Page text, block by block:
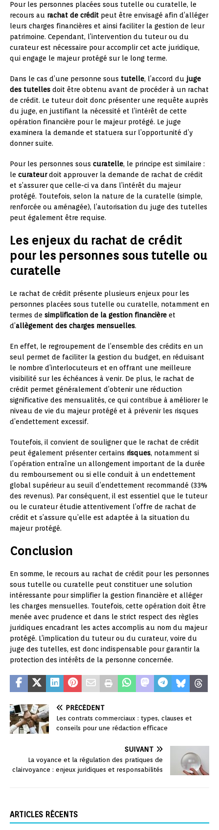
Pour les personnes placées sous tutelle ou curatelle, le
recours au rachat de crédit peut être envisagé afin d’alléger
leurs charges financières et ainsi faciliter la gestion de leur
patrimoine. Cependant, l’intervention du tuteur ou du
curateur est nécessaire pour accomplir cet acte juridique,
qui engage le majeur protégé sur le long terme.
Dans le cas d’une personne sous tutelle, l’accord du juge
des tutelles doit être obtenu avant de procéder à un rachat
de crédit. Le tuteur doit donc présenter une requête auprès
du juge, en justifiant la nécessité et l’intérêt de cette
opération financière pour le majeur protégé. Le juge
examinera la demande et statuera sur l’opportunité d’y
donner suite.
Pour les personnes sous curatelle, le principe est similaire :
le curateurdoit approuver la demande de rachat de crédit
et s’assurer que celle-ci va dans l’intérêt du majeur
protégé. Toutefois, selon la nature de la curatelle (simple,
renforcée ou aménagée), l’autorisation du juge des tutelles
peut également être requise.
Les enjeux du rachat de crédit
pour les personnes sous tutelle ou
curatelle
Le rachat de crédit présente plusieurs enjeux pour les
personnes placées sous tutelle ou curatelle, notamment en
termes de simplification de la gestion financière et
d’allègement des charges mensuelles.
En effet, le regroupement de l’ensemble des crédits en un
seul permet de faciliter la gestion du budget, en réduisant
le nombre d’interlocuteurs et en offrant une meilleure
visibilité sur les échéances à venir. De plus, le rachat de
crédit permet généralement d’obtenir une réduction
significative des mensualités, ce qui contribue à améliorer le
niveau de vie du majeur protégé et à prévenir les risques
d’endettement excessif.
Toutefois, il convient de souligner que le rachat de crédit
peut également présenter certains risques, notamment si
l’opération entraîne un allongement important de la durée
du remboursement ou si elle conduit à un endettement
global supérieur au seuil d’endettement recommandé (33%
des revenus). Par conséquent, il est essentiel que le tuteur
ou le curateur étudie attentivement l’offre de rachat de
crédit et s’assure qu’elle est adaptée à la situation du
majeur protégé.
Conclusion
En somme, le recours au rachat de crédit pour les personnes
sous tutelle ou curatelle peut constituer une solution
intéressante pour simplifier la gestion financière et alléger
les charges mensuelles. Toutefois, cette opération doit être
menée avec prudence et dans le strict respect des règles
juridiques encadrant les actes accomplis au nom du majeur
protégé. L’implication du tuteur ou du curateur, voire du
juge des tutelles, est donc indispensable pour garantir la
protection des intérêts de la personne concernée.
PRÉCÉDENT
Les contrats commerciaux : types, clauses et
conseils pour une rédaction efficace
SUIVANT
La voyance et la régulation des pratiques de
clairvoyance : enjeux juridiques et responsabilités
ARTICLES RÉCENTS